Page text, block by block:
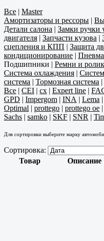
Все | Master
Амортизаторы и рессоры |
Детали салона | Замки ручки
двигателя | Запчасти кузова |
сцепления и КПП | Защита
кондиционирование |
Подшипники | Ремни и
Система охлаждения |
система | Тормозная система |
Все | CEI | cx | Expert line |
GPD | Impergom | INA | Lema |
Optimal | prottego | prottego oe |
Sachs | samko | SKF | SNR |
Для сортировки выберите марку
Сортировка:
Товар
Описание